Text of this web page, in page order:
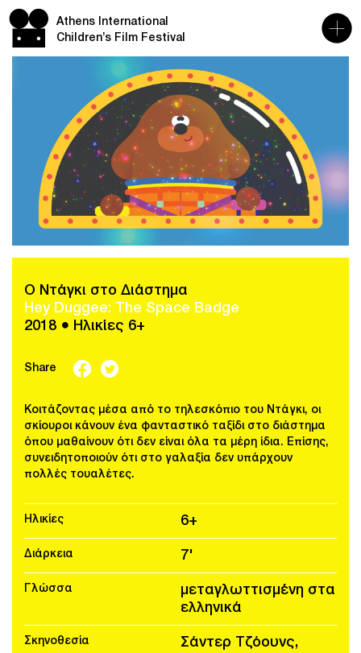
Athens International
Children’s Film Festival
Ο Ντάγκι στο Διάστημα
Hey Duggee: The Space Badge
2018 ● Ηλικίες 6+
Share
Κοιτάζοντας μέσα από το τηλεσκόπιο του Ντάγκι, οι
σκίουροι κάνουν ένα φανταστικό ταξίδι στο διάστημα
όπου μαθαίνουν ότι δεν είναι όλα τα μέρη ίδια. Επίσης,
συνειδητοποιούν ότι στο γαλαξία δεν υπάρχουν
πολλές τουαλέτες.
Ηλικίες 6+
Διάρκεια 7'
Γλώσσα
μεταγλωττισμένη στα
ελληνικά
Σκηνοθεσία
Σάντερ Τζόουνς,